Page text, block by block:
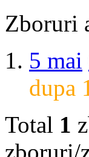
Zboruri
5 mai
dupa
Total 1
zboruri/